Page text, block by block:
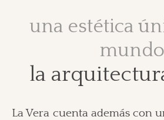
una estética
mundo
la
La Vera cuenta además con